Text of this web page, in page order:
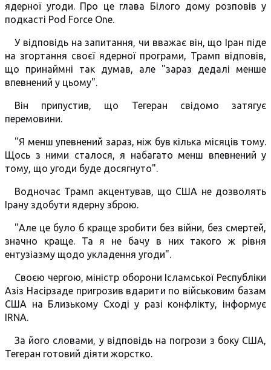
ядерної угоди. Про це глава Білого дому розповів у
подкасті Pod Force One.
У відповідь на запитання, чи вважає він, що Іран піде
на згортання своєї ядерної програми, Трамп відповів,
що принаймні так думав, але "зараз дедалі менше
впевнений у цьому".
Він припустив, що Тегеран свідомо затягує
перемовини.
"Я менш упевнений зараз, ніж був кілька місяців тому.
Щось з ними сталося, я набагато менш впевнений у
тому, що угоди буде досягнуто".
Водночас Трамп акцентував, що США не дозволять
Ірану здобути ядерну зброю.
"Але це було б краще зробити без війни, без смертей,
значно краще. Та я не бачу в них такого ж рівня
ентузіазму щодо укладення угоди".
Своєю чергою, міністр оборони Ісламської Республіки
Азіз Насірзаде пригрозив вдарити по військовим базам
США на Близькому Сході у разі конфлікту, інформує
IRNA.
За його словами, у відповідь на погрози з боку США,
Тегеран готовий діяти жорстко.